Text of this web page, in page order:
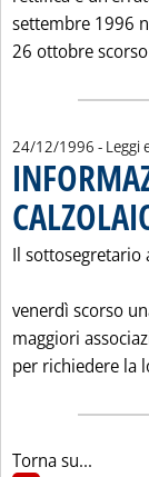
settembre 1996
26 ottobre
24/12/1996 - Leggi
Il sottosegretario
venerdì scorso
maggiori
per richiedere la
Torna su...